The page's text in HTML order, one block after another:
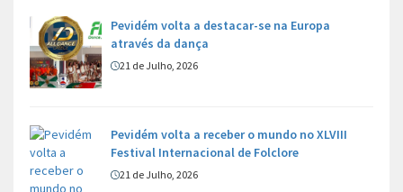
Pevidém volta a destacar-se na Europa
através da dança
21 de Julho, 2026
Pevidém volta a receber o mundo no XLVIII
Festival Internacional de Folclore
21 de Julho, 2026